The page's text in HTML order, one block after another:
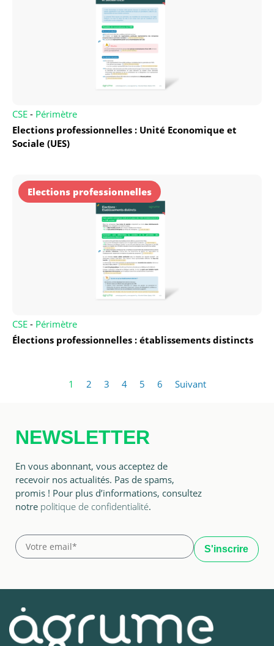
CSE - Périmètre
Elections professionnelles : Unité Economique et
Sociale (UES)
Elections professionnelles
CSE - Périmètre
Élections professionnelles : établissements distincts
1 2 3 4 5 6 Suivant
NEWSLETTER
En vous abonnant, vous acceptez de
recevoir nos actualités. Pas de spams,
promis ! Pour plus d’informations, consultez
notre politique de confidentialité.